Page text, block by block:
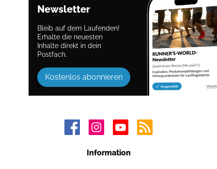
Newsletter
Bleib auf dem Laufenden!
Erhalte die neuesten
Inhalte direkt in dein
Postfach.
Kostenlos abonnieren
Information